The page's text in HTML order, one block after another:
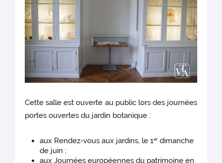
Cette salle est ouverte au public lors des journées
portes ouvertes du jardin botanique :
aux Rendez-vous aux jardins, le 1er dimanche
de juin ;
aux Journées européennes du patrimoine en